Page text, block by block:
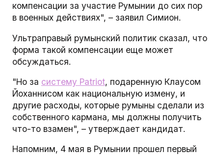
компенсации за участие Румынии до сих пор
в военных действиях", – заявил Симион.
Ультраправый румынский политик сказал, что
форма такой компенсации еще может
обсуждаться.
"Но за систему Patriot, подаренную Клаусом
Йоханнисом как национальную измену, и
другие расходы, которые румыны сделали из
собственного кармана, мы должны получить
что-то взамен", – утверждает кандидат.
Напомним, 4 мая в Румынии прошел первый